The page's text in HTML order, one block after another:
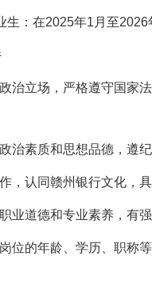
：在2025年1月至2026
立场，严格遵守国家法
素质和思想品德，遵纪
认同赣州银行文化，具
道德和专业素养，有强
的年龄、学历、职称等